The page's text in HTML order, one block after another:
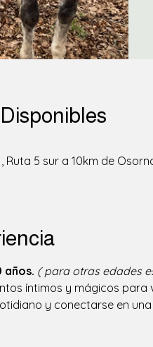
Ruta 5 sur a 10km de
años. ( para otras edades
íntimos y mágicos para
y conectarse en